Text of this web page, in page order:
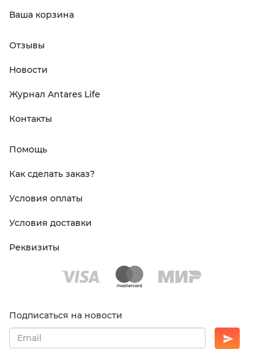
Ваша корзина
Отзывы
Новости
Журнал Antares Life
Контакты
Помощь
Как сделать заказ?
Условия оплаты
Условия доставки
Реквизиты
Подписаться на новости